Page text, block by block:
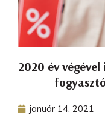
2020 év
január 14, 2021